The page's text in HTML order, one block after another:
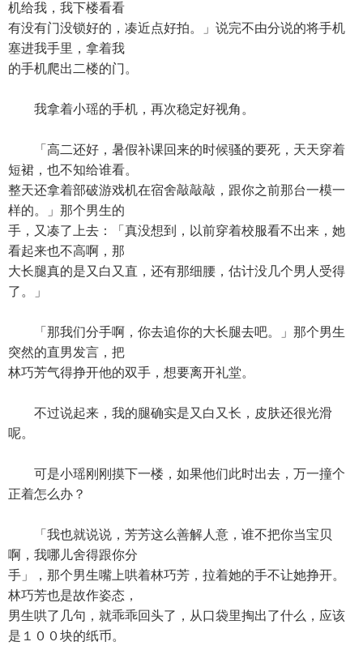
机给我，我下楼看看
有没有门没锁好的，凑近点好拍。」说完不由分说的将手机
塞进我手里，拿着我
的手机爬出二楼的门。
我拿着小瑶的手机，再次稳定好视角。
「高二还好，暑假补课回来的时候骚的要死，天天穿着
短裙，也不知给谁看。
整天还拿着部破游戏机在宿舍敲敲敲，跟你之前那台一模一
样的。」那个男生的
手，又凑了上去：「真没想到，以前穿着校服看不出来，她
看起来也不高啊，那
大长腿真的是又白又直，还有那细腰，估计没几个男人受得
了。」
「那我们分手啊，你去追你的大长腿去吧。」那个男生
突然的直男发言，把
林巧芳气得挣开他的双手，想要离开礼堂。
不过说起来，我的腿确实是又白又长，皮肤还很光滑
呢。
可是小瑶刚刚摸下一楼，如果他们此时出去，万一撞个
正着怎么办？
「我也就说说，芳芳这么善解人意，谁不把你当宝贝
啊，我哪儿舍得跟你分
手」，那个男生嘴上哄着林巧芳，拉着她的手不让她挣开。
林巧芳也是故作姿态，
男生哄了几句，就乖乖回头了，从口袋里掏出了什么，应该
是１００块的纸币。